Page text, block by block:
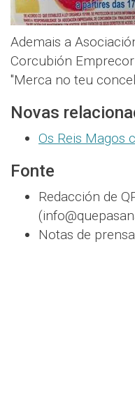
Ademais a
Corcubión
"Merca no teu
Novas
Os Reis Magos
Fonte
Redacción de
Notas de